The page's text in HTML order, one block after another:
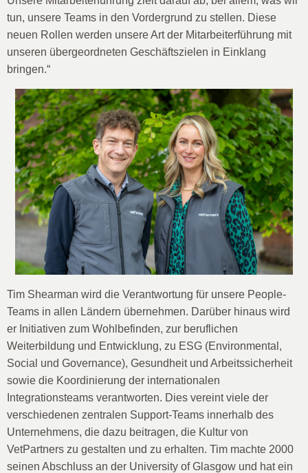
tun, unsere Teams in den Vordergrund zu stellen. Diese
neuen Rollen werden unsere Art der Mitarbeiterführung mit
unseren übergeordneten Geschäftszielen in Einklang
bringen.“
Tim Shearman wird die Verantwortung für unsere People-
Teams in allen Ländern übernehmen. Darüber hinaus wird
er Initiativen zum Wohlbefinden, zur beruflichen
Weiterbildung und Entwicklung, zu ESG (Environmental,
Social und Governance), Gesundheit und Arbeitssicherheit
sowie die Koordinierung der internationalen
Integrationsteams verantworten. Dies vereint viele der
verschiedenen zentralen Support-Teams innerhalb des
Unternehmens, die dazu beitragen, die Kultur von
VetPartners zu gestalten und zu erhalten. Tim machte 2000
seinen Abschluss an der University of Glasgow und hat ein